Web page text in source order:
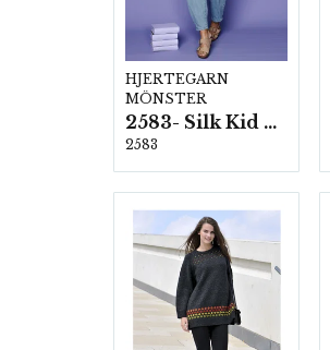
HJERTEGARN
MÖNSTER
2583- Silk Kid Mohair
2583